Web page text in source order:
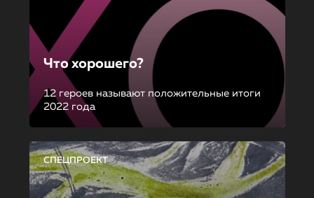
Что хорошего?
12 героев называют положительные итоги
2022 года
СПЕЦПРОЕКТ